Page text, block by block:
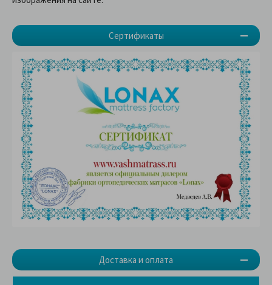
Сертификаты
Доставка и оплата